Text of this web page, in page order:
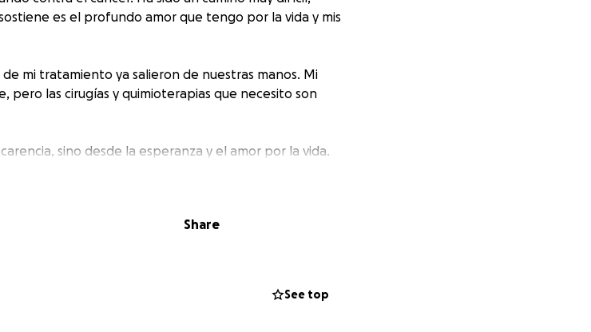
es el profundo amor que tengo por la vida y mis
mi tratamiento ya salieron de nuestras manos. Mi
pero las cirugías y quimioterapias que necesito son
sino desde la esperanza y el amor por la vida.
si todos ponemos un granito de arena, podemos
apoyarme o ayudarme a compartir este mensaje.
Share
See top